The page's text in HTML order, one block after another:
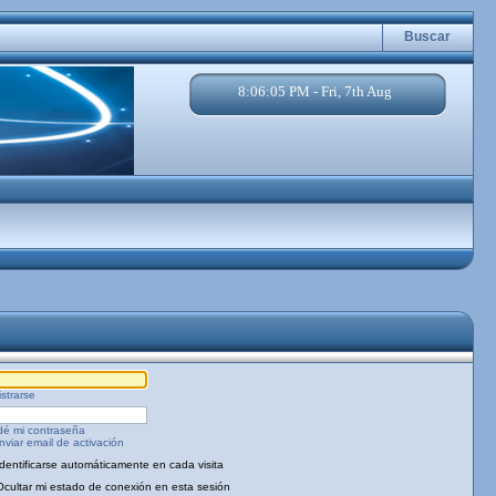
Buscar
8:06:05 PM - Fri, 7th Aug
mi contraseña
email de activación
automáticamente en cada visita
mi estado de conexión en esta sesión